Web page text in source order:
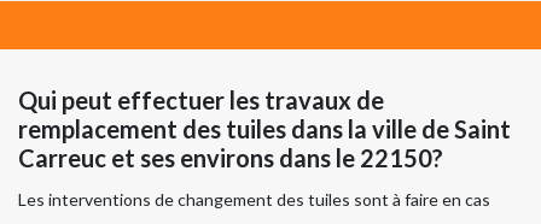
Qui peut effectuer les travaux de
remplacement des tuiles dans la ville de Saint
Carreuc et ses environs dans le 22150?
Les interventions de changement des tuiles sont à faire en cas